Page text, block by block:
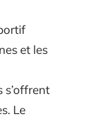
et les
s’offrent
Le